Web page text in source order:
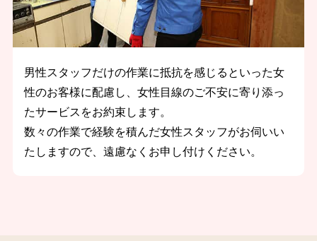
男性スタッフだけの作業に抵抗を感じるといった女
性のお客様に配慮し、女性目線のご不安に寄り添っ
たサービスをお約束します。
数々の作業で経験を積んだ女性スタッフがお伺いい
たしますので、遠慮なくお申し付けください。